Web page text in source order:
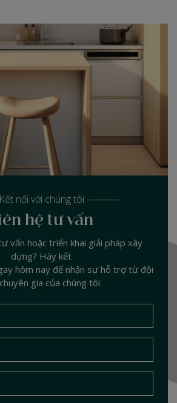
Kết nối với chúng tôi
hệ tư vấn
vấn hoặc triển khai giải pháp xây
dựng? Hãy kết
hôm nay để nhận sự hỗ trợ từ đội
gia của chúng tôi.